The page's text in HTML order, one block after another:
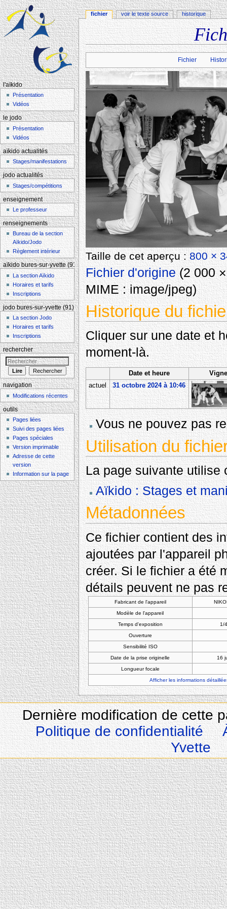
Aller à :navigation , rechercher
Fichier
Taille de cet aperçu :800 ×
Fichier d'origine‎(2 000
MIME :image/jpeg)
Historique du
Cliquer sur une date et
moment-là.
Date et heure
actuel
31 octobre 2024 à 10:46
Vous ne pouvez pas
Utilisation du
La page suivante utilise
Aïkido : Stages et
Métadonnées
Ce fichier contient des
ajoutées par l'appareil
créer. Si le fichier a été
détails peuvent ne pas
Fabricant de l'appareil
Modèle de l'appareil
Temps d'exposition
1/
Ouverture
Sensibilité ISO
Date de la prise originelle
16
Longueur focale
Afficher les informations
fichier voir le texte source historique
l'aïkido
Présentation
Vidéos
le jodo
Présentation
Vidéos
aïkido actualités
Stages/manifestations
jodo actualités
Stages/compétitions
enseignement
Le professeur
renseignements
Bureau de la section
Aïkido/Jodo
Règlement intérieur
aïkido bures-sur-yvette (91)
La section Aïkido
Horaires et tarifs
Inscriptions
jodo bures-sur-yvette (91)
La section Jodo
Horaires et tarifs
Inscriptions
rechercher
navigation
Modifications récentes
outils
Pages liées
Suivi des pages liées
Pages spéciales
Version imprimable
Adresse de cette
version
Information sur la page
Dernière modification de cette
Politique de confidentialité
Yvette